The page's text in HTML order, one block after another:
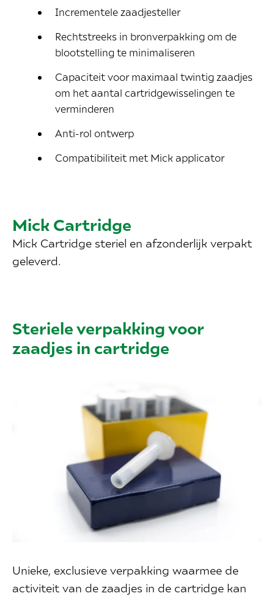
Incrementele zaadjesteller
Rechtstreeks in bronverpakking om de
blootstelling te minimaliseren
Capaciteit voor maximaal twintig zaadjes
om het aantal cartridgewisselingen te
verminderen
Anti-rol ontwerp
Compatibiliteit met Mick applicator
Mick Cartridge
Mick Cartridge steriel en afzonderlijk verpakt
geleverd.
Steriele verpakking voor
zaadjes in cartridge
Unieke, exclusieve verpakking waarmee de
activiteit van de zaadjes in de cartridge kan